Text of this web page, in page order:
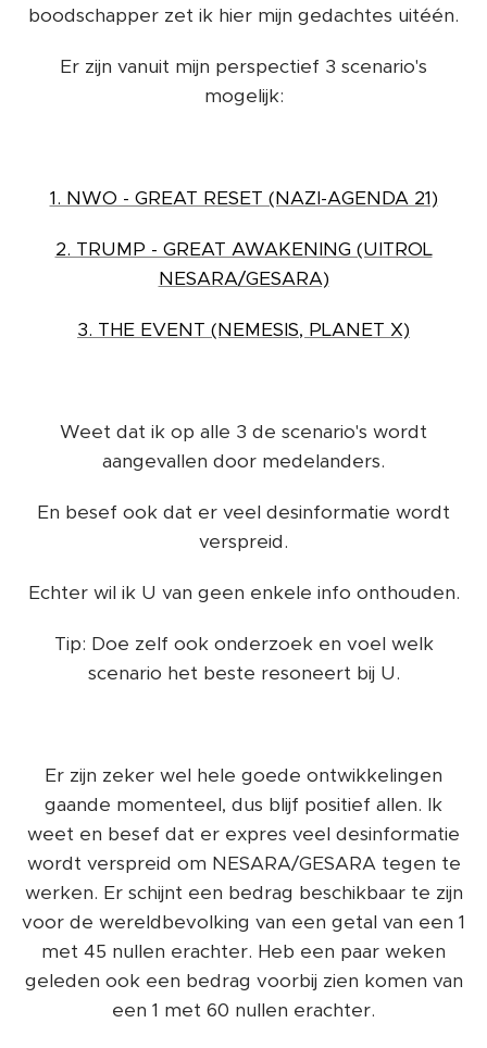
boodschapper zet ik hier mijn gedachtes uitéén.
Er zijn vanuit mijn perspectief 3 scenario's
mogelijk:
1. NWO - GREAT RESET (NAZI-AGENDA 21)
2. TRUMP - GREAT AWAKENING (UITROL
NESARA/GESARA)
3. THE EVENT (NEMESIS, PLANET X)
Weet dat ik op alle 3 de scenario's wordt
aangevallen door medelanders.
En besef ook dat er veel desinformatie wordt
verspreid.
Echter wil ik U van geen enkele info onthouden.
Tip: Doe zelf ook onderzoek en voel welk
scenario het beste resoneert bij U.
Er zijn zeker wel hele goede ontwikkelingen
gaande momenteel, dus blijf positief allen. Ik
weet en besef dat er expres veel desinformatie
wordt verspreid om NESARA/GESARA tegen te
werken. Er schijnt een bedrag beschikbaar te zijn
voor de wereldbevolking van een getal van een 1
met 45 nullen erachter. Heb een paar weken
geleden ook een bedrag voorbij zien komen van
een 1 met 60 nullen erachter.